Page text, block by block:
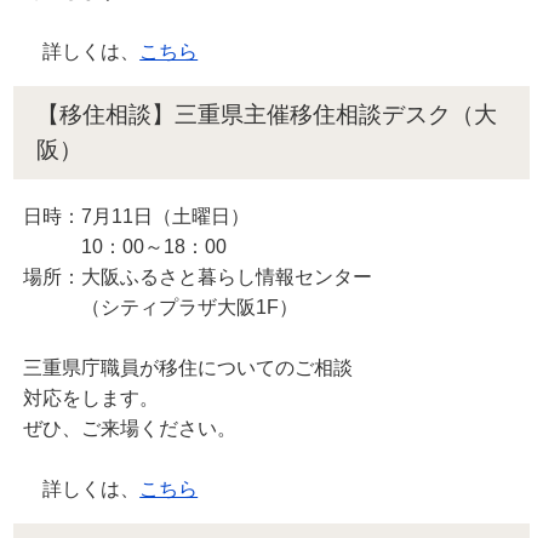
詳しくは、 こちら
【移住相談】三重県主催移住相談デスク（大
阪）
日時：7月11日（土曜日）
10：00～18：00
場所：大阪ふるさと暮らし情報センター
（シティプラザ大阪1F）
三重県庁職員が移住についてのご相談
対応をします。
ぜひ、ご来場ください。
詳しくは、 こちら